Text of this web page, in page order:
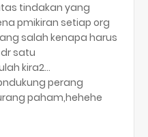
tindakan yang
pmikiran setiap org
salah kenapa harus
satu
kira2...
perang
paham,hehehe